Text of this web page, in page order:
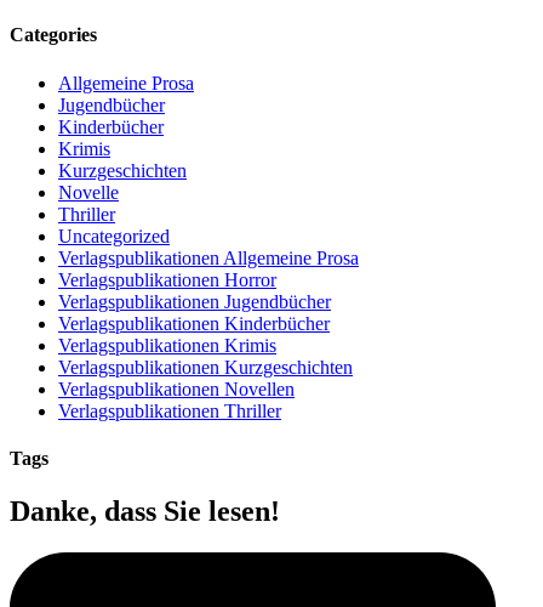
Categories
Allgemeine Prosa
Jugendbücher
Kinderbücher
Krimis
Kurzgeschichten
Novelle
Thriller
Uncategorized
Verlagspublikationen Allgemeine Prosa
Verlagspublikationen Horror
Verlagspublikationen Jugendbücher
Verlagspublikationen Kinderbücher
Verlagspublikationen Krimis
Verlagspublikationen Kurzgeschichten
Verlagspublikationen Novellen
Verlagspublikationen Thriller
Tags
Danke, dass Sie lesen!